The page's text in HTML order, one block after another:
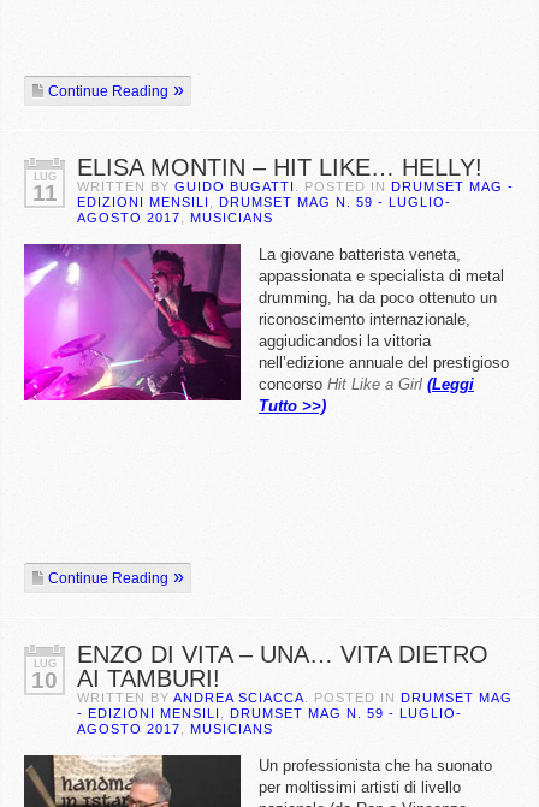
Continue Reading
LUG
11
ELISA MONTIN – HIT LIKE… HELLY!
WRITTEN BY GUIDO BUGATTI . POSTED IN DRUMSET MAG -
EDIZIONI MENSILI
DRUMSET MAG N. 59 - LUGLIO-
AGOSTO 2017
MUSICIANS
La giovane batterista veneta,
appassionata e specialista di metal
drumming, ha da poco ottenuto un
riconoscimento internazionale,
aggiudicandosi la vittoria
nell’edizione annuale del prestigioso
concorso Hit Like a Girl (Leggi
Tutto >>)
Continue Reading
LUG
10
ENZO DI VITA – UNA… VITA DIETRO
AI TAMBURI!
WRITTEN BY ANDREA SCIACCA . POSTED IN DRUMSET MAG
- EDIZIONI MENSILI
DRUMSET MAG N. 59 - LUGLIO-
AGOSTO 2017
MUSICIANS
Un professionista che ha suonato
per moltissimi artisti di livello